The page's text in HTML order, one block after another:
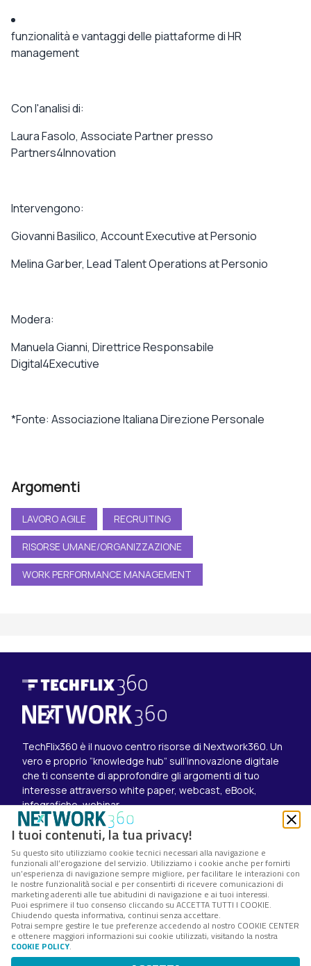
funzionalità evantaggi delle piattaforme di HR
management
Con l'analisi di:
Laura Fasolo, Associate Partner presso
Partners4Innovation
Intervengono:
Giovanni Basilico, Account ExecutiveatPersonio
Melina Garber, Lead Talent Operations at Personio
Modera:
Manuela Gianni, Direttrice Responsabile
Digital4Executive
*Fonte: Associazione Italiana Direzione Personale
Argomenti
LAVORO AGILE RECRUITING
RISORSE UMANE/ORGANIZZAZIONE
WORK PERFORMANCE MANAGEMENT
TechFlix360 è il nuovo centro risorse di Nextwork360. Un
vero e proprio “knowledge hub” sull’innovazione digitale
che ti consente di approfondire gli argomenti di tuo
interesse attraverso white paper, webcast, eBook,
infografiche, webinar.
Esplora i contenuti
Canali
White paper
Eventi on demand
Eventi futuri
Seguici su
Twitter
LinkedIn
Instagram
Nextwork360 – Codice fiscale e Partita IVA 13868590962
I tuoi contenuti, la tua privacy!
Su questo sito utilizziamo cookie tecnici necessari alla navigazione e
funzionali all’erogazione del servizio. Utilizziamo i cookie anche per fornirti
un’esperienza di navigazione sempre migliore, per facilitare le interazioni con
le nostre funzionalità social e per consentirti di ricevere comunicazioni di
marketing aderenti alle tue abitudini di navigazione e ai tuoi interessi.
Puoi esprimere il tuo consenso cliccando su ACCETTA TUTTI I COOKIE.
Chiudendo questa informativa, continui senza accettare.
Potrai sempre gestire le tue preferenze accedendo al nostro COOKIE CENTER
e ottenere maggiori informazioni sui cookie utilizzati, visitando la nostra
COOKIE POLICY.